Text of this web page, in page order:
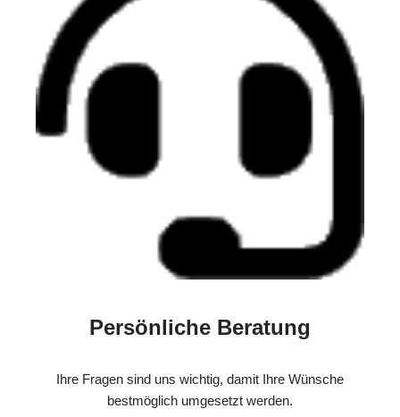
Persönliche Beratung
Ihre Fragen sind uns wichtig, damit Ihre Wünsche
bestmöglich umgesetzt werden.